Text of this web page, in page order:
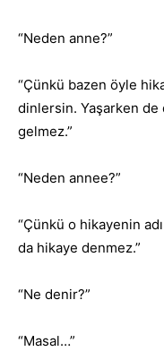
“Neden anne?”
“Çünkü bazen öyle
dinlersin. Yaşarken de
gelmez.”
“Neden annee?”
“Çünkü o hikayenin
da hikaye denmez.”
“Ne denir?”
“Masal…”